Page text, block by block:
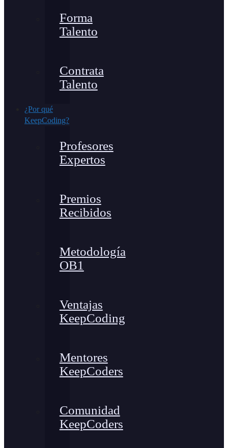
Forma
Talento
Contrata
Talento
¿Por qué
KeepCoding?
Profesores
Expertos
Premios
Recibidos
Metodología
OB1
Ventajas
KeepCoding
Mentores
KeepCoders
Comunidad
KeepCoders